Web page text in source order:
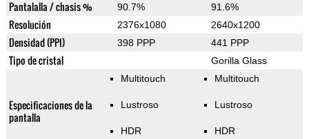
Pantalalla / chasis % 90.7% 91.6%
Resolución 2376x1080 2640x1200
Densidad (PPI) 398 PPP 441 PPP
Tipo de cristal Gorilla Glass
Especificaciones de la
pantalla
Multitouch
Lustroso
HDR
Multitouch
Lustroso
HDR